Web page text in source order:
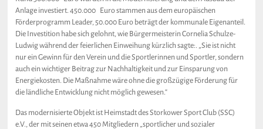
Anlage investiert. 450.000 Euro stammen aus dem europäischen
Förderprogramm Leader, 50.000 Euro beträgt der kommunale Eigenanteil.
Die Investition habe sich gelohnt, wie Bürgermeisterin Cornelia Schulze-
Ludwig während der feierlichen Einweihung kürzlich sagte:. „Sie ist nicht
nur ein Gewinn für den Verein und die Sportlerinnen und Sportler, sondern
auch ein wichtiger Beitrag zur Nachhaltigkeit und zur Einsparung von
Energiekosten. Die Maßnahme wäre ohne die großzügige Förderung für
die ländliche Entwicklung nicht möglich gewesen.“
Das modernisierte Objekt ist Heimstadt des Storkower Sport Club (SSC)
e.V., der mit seinen etwa 450 Mitgliedern „sportlicher und sozialer